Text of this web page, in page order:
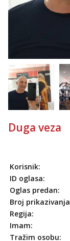
Duga veza
Korisnik:
ID oglasa:
Oglas predan:
Broj
Regija:
Imam:
Tražim osobu: